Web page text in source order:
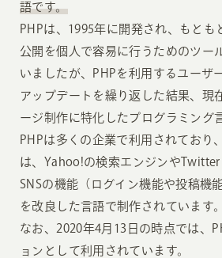
語です。
PHPは、1995年に開発され、もとも
公開を個人で容易に行うためのツー
いましたが、PHPを利用するユーザ
アップデートを繰り返した結果、現
ージ制作に特化したプログラミング
PHPは多くの企業で利用されており
は、Yahoo!の検索エンジンや
SNSの機能（ログイン機能や投稿機
を改良した言語で制作されています。
なお、2020年4月13日の時点では、
ョンとして利用されています。